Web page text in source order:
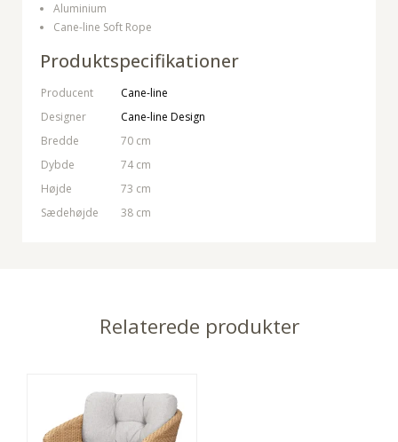
Aluminium
Cane-line Soft Rope
Produktspecifikationer
Producent
Cane-line
Designer
Cane-line Design
Bredde
70 cm
Dybde
74 cm
Højde
73 cm
Sædehøjde
38 cm
Relaterede produkter